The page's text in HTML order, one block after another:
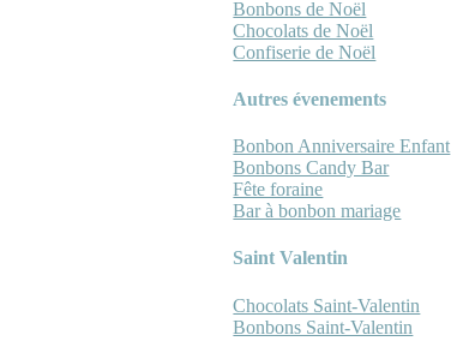
Bonbons de Noël
Chocolats de Noël
Confiserie de Noël
Autres évenements
Bonbon Anniversaire Enfant
Bonbons Candy Bar
Fête foraine
Bar à bonbon mariage
Saint Valentin
Chocolats Saint-Valentin
Bonbons Saint-Valentin